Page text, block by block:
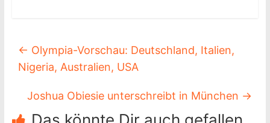
← Olympia-Vorschau: Deutschland, Italien,
Nigeria, Australien, USA
Joshua Obiesie unterschreibt in München →